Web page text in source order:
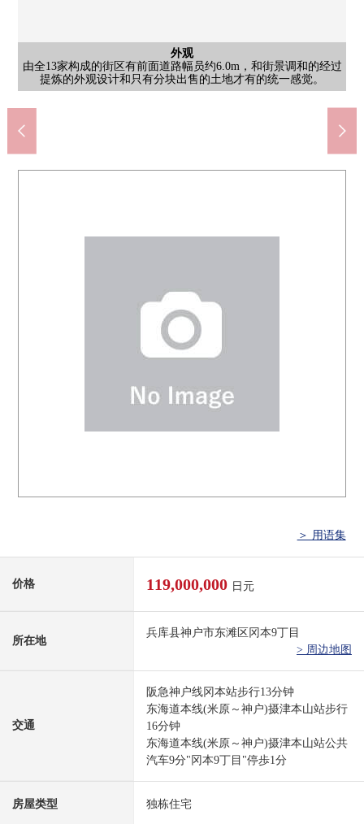
外观
由全13家构成的街区有前面道路幅员约6.0m，和街景调和的经过
提炼的外观设计和只有分块出售的土地才有的统一感觉。
客厅
[约19.5张塌塌米LDK]是有能舒服地渡过的明亮地开放的感觉的客
厅。※图片，CG合成家具、供给品的配置例在实际的室内了。销
售价格不包括家具。
客厅
约19.5张塌塌米大的客厅是如果家族自然聚集的舒服的空间。※图
片，CG合成家具、供给品的配置例在实际的室内了。销售价格不
包括家具。
厨房
[厨房]厨房有后门，明亮地是开放对象。也充分可以换气。在背
面，有碗橱。
洗脸
[盥洗台]作为联想起酒店的奢华的盥洗台。便于外表的检查的3面
镜子被设置。能充分收藏毛巾或者洗脸用具的空白被设定。
公共汽车
[浴室]在1618尺寸的宽敞的浴室舒适地治疗每天的疲劳。因为有换
气干燥机所以不在气候以及时间段有关系，能不论什么时候使洗
的衣物干燥。
厕所
[厕所(1楼)]是有独立的洗手器的厕所。有温水冲洗马桶座的，是
不问季节，舒适的使用的感觉。
客厅
[客厅]即使在室内有也感到充足的阳光和爽快的风的开放感觉是溢
出来的客厅。
客厅
[客厅]因为导线是正结实地能消掉的房型所以餐桌以及沙发，低桌
子等的家具也能结实地布置。请家族在宽松的面积的空间渡过团
聚的时间。
客厅
[客厅]一边注视在客厅休息的家族的姿态，一边采用菜愉快做好的
开放式厨房。
客厅
[客厅]能把同LDK邻接的日式房间接在一起的话变成宽敞的约24张
塌塌米的空间。
日式房间
[约4.6张塌塌米日式房间]约19.5张塌塌米LDK和邻接的约4.6张塌
塌米日式房间。因为日式房间是从客厅看得到的地方的地方所以
作为孩子的游戏室、午睡空间使用的是推荐。
厨房
[厨房]在厨房背面，设置的碗橱已经设置。也有存储空间，也作为
餐具室可以使用。
厨房
[厨房]一边做厨房工作，一边享受与重要的家族的会话。是家族的
交流出生于的厨房。
厨房
[厨房]在附带洗碗机的组合厨房，支援收拾。
西式房间
[约8.1张塌塌米西式房间]主卧室有宽敞的除了床以外用约8.1张塌
塌米放桌子的宽余有的面积。因为具有WIC所以衣服或者小东西
能收藏各种各样的东西。
西式房间
[约5.2张塌塌米西式房间]是容易把室内装饰的搭配换成的简单的
装修设计。根据爱好以及嗜好，可以享受各随己愿的房间的建
设。
阳台
[阳台]南西的阳台到下午的晚的时间照得到太阳，洗的衣物好好
干。
阳台
[阳台]南西的阳台到下午的晚的时间照得到太阳，洗的衣物好好
干。
厕所
[厕所(2楼)]感到以White为基调的清洁感觉的厕所。为简单的装
修，用厕所覆盖物或者垫子喜欢的气氛进行自定义。
门口
[门口]自然的光从开放性的门口楼梯井倾注到。
门口
[门口]在来客进入了的时候也使住mau人心跳的漂亮的门口因为有
充足的收纳即使有许多鞋所以也放心。
院子
[院子]有憧憬的院子的家。园艺也自由地可以享用。
外观
由全13家构成的街区有前面道路幅员约6.0m，和街景调和的经过
提炼的外观设计和只有分块出售的土地才有的统一感觉。
其他当地
和由全13家构成的街区和前面道路幅员约6.0m，街景调和的经过
提炼的外观设计，只有分块出售的土地才有的统一感觉某一个景
观是魅力。
其他
和由全13家构成的街区和前面道路幅员约6.0m，街景调和的经过
提炼的外观设计，只有分块出售的土地才有的统一感觉某一个景
观是魅力。
其他
有街区用地里面的垃圾站。
冈本站(阪急神户本线)(约1040m)
步行13分钟。
摄津本山站(JR西日本东海道本线)(约1280m)
步行16分钟。
神户市立本山第2小学(约700m)
步行9分钟。
本山中学(约780m)
步行9分钟。
公交站冈本9丁目(约80m)
步行1分钟
＞ 用语集
价格 119,000,000 日元
所在地
兵库县神户市东滩区冈本9丁目
> 周边地图
交通
阪急神户线冈本站步行13分钟
东海道本线(米原～神户)摄津本山站步行
16分钟
东海道本线(米原～神户)摄津本山站公共
汽车9分"冈本9丁目"停歩1分
房屋类型 独栋住宅